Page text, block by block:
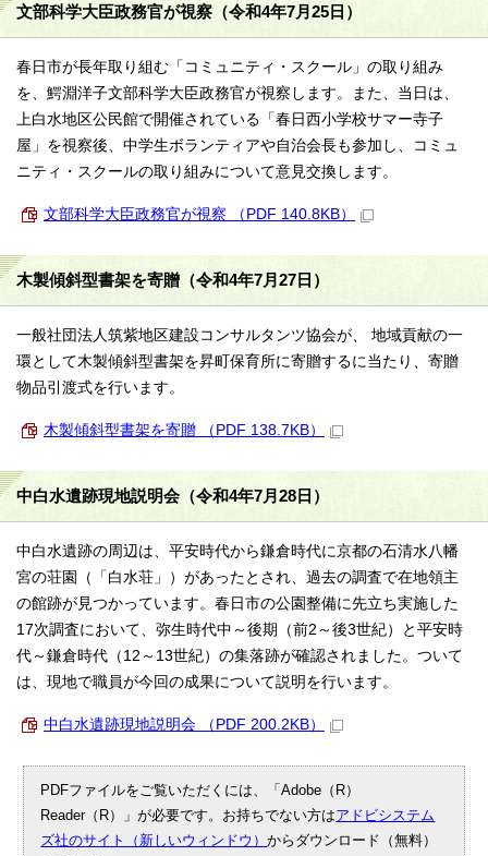
文部科学大臣政務官が視察（令和4年7月25日）
春日市が長年取り組む「コミュニティ・スクール」の取り組み
を、鰐淵洋子文部科学大臣政務官が視察します。また、当日は、
上白水地区公民館で開催されている「春日西小学校サマー寺子
屋」を視察後、中学生ボランティアや自治会長も参加し、コミュ
ニティ・スクールの取り組みについて意見交換します。
文部科学大臣政務官が視察 （PDF 140.8KB）
木製傾斜型書架を寄贈（令和4年7月27日）
一般社団法人筑紫地区建設コンサルタンツ協会が、 地域貢献の一
環として木製傾斜型書架を昇町保育所に寄贈するに当たり、寄贈
物品引渡式を行います。
木製傾斜型書架を寄贈 （PDF 138.7KB）
中白水遺跡現地説明会（令和4年7月28日）
中白水遺跡の周辺は、平安時代から鎌倉時代に京都の石清水八幡
宮の荘園（「白水荘」）があったとされ、過去の調査で在地領主
の館跡が見つかっています。春日市の公園整備に先立ち実施した
17次調査において、弥生時代中～後期（前2～後3世紀）と平安時
代～鎌倉時代（12～13世紀）の集落跡が確認されました。ついて
は、現地で職員が今回の成果について説明を行います。
中白水遺跡現地説明会 （PDF 200.2KB）
PDFファイルをご覧いただくには、「Adobe（R）
Reader（R）」が必要です。お持ちでない方はアドビシステム
ズ社のサイト（新しいウィンドウ）からダウンロード（無料）